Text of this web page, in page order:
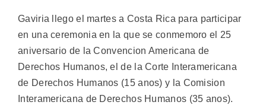
Gaviria llego el martes a Costa Rica para participar
en una ceremonia en la que se conmemoro el 25
aniversario de la Convencion Americana de
Derechos Humanos, el de la Corte Interamericana
de Derechos Humanos (15 anos) y la Comision
Interamericana de Derechos Humanos (35 anos).